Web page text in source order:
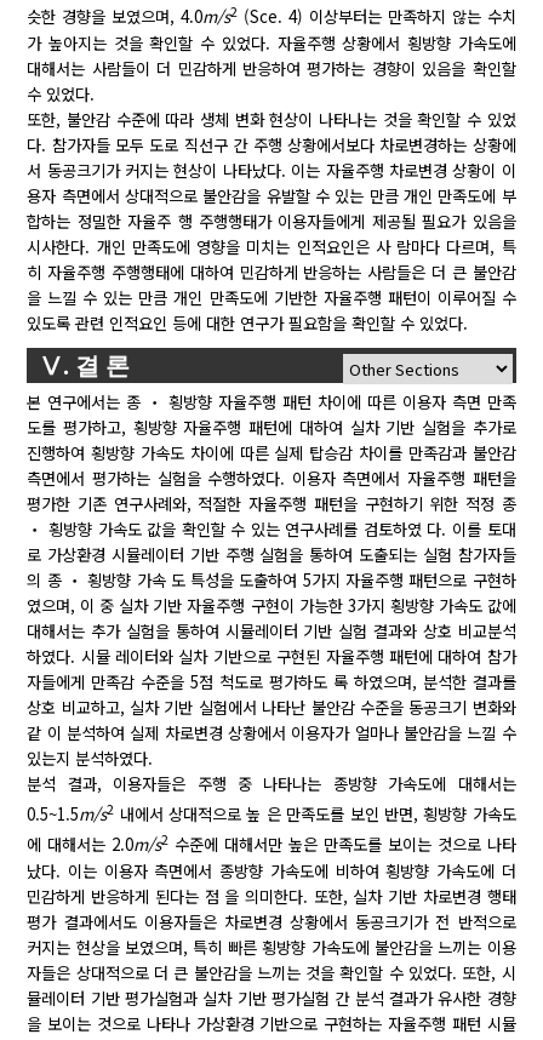
슷한 경향을 보였으며, 4.0m/s2 (Sce. 4) 이상부터는 만족하지 않는 수치
가 높아지는 것을 확인할 수 있었다. 자율주행 상황에서 횡방향 가속도에
대해서는 사람들이 더 민감하게 반응하여 평가하는 경향이 있음을 확인할
수 있었다.
또한, 불안감 수준에 따라 생체 변화 현상이 나타나는 것을 확인할 수 있었
다. 참가자들 모두 도로 직선구 간 주행 상황에서보다 차로변경하는 상황에
서 동공크기가 커지는 현상이 나타났다. 이는 자율주행 차로변경 상황이 이
용자 측면에서 상대적으로 불안감을 유발할 수 있는 만큼 개인 만족도에 부
합하는 정밀한 자율주 행 주행행태가 이용자들에게 제공될 필요가 있음을
시사한다. 개인 만족도에 영향을 미치는 인적요인은 사 람마다 다르며, 특
히 자율주행 주행행태에 대하여 민감하게 반응하는 사람들은 더 큰 불안감
을 느낄 수 있는 만큼 개인 만족도에 기반한 자율주행 패턴이 이루어질 수
있도록 관련 인적요인 등에 대한 연구가 필요함을 확인할 수 있었다.
Ⅴ. 결 론
본 연구에서는 종 ‧ 횡방향 자율주행 패턴 차이에 따른 이용자 측면 만족
도를 평가하고, 횡방향 자율주행 패턴에 대하여 실차 기반 실험을 추가로
진행하여 횡방향 가속도 차이에 따른 실제 탑승감 차이를 만족감과 불안감
측면에서 평가하는 실험을 수행하였다. 이용자 측면에서 자율주행 패턴을
평가한 기존 연구사례와, 적절한 자율주행 패턴을 구현하기 위한 적정 종
‧ 횡방향 가속도 값을 확인할 수 있는 연구사례를 검토하였 다. 이를 토대
로 가상환경 시뮬레이터 기반 주행 실험을 통하여 도출되는 실험 참가자들
의 종 ‧ 횡방향 가속 도 특성을 도출하여 5가지 자율주행 패턴으로 구현하
였으며, 이 중 실차 기반 자율주행 구현이 가능한 3가지 횡방향 가속도 값에
대해서는 추가 실험을 통하여 시뮬레이터 기반 실험 결과와 상호 비교분석
하였다. 시뮬 레이터와 실차 기반으로 구현된 자율주행 패턴에 대하여 참가
자들에게 만족감 수준을 5점 척도로 평가하도 록 하였으며, 분석한 결과를
상호 비교하고, 실차 기반 실험에서 나타난 불안감 수준을 동공크기 변화와
같 이 분석하여 실제 차로변경 상황에서 이용자가 얼마나 불안감을 느낄 수
있는지 분석하였다.
분석 결과, 이용자들은 주행 중 나타나는 종방향 가속도에 대해서는
0.5~1.5m/s2 내에서 상대적으로 높 은 만족도를 보인 반면, 횡방향 가속도
에 대해서는 2.0m/s2 수준에 대해서만 높은 만족도를 보이는 것으로 나타
났다. 이는 이용자 측면에서 종방향 가속도에 비하여 횡방향 가속도에 더
민감하게 반응하게 된다는 점 을 의미한다. 또한, 실차 기반 차로변경 행태
평가 결과에서도 이용자들은 차로변경 상황에서 동공크기가 전 반적으로
커지는 현상을 보였으며, 특히 빠른 횡방향 가속도에 불안감을 느끼는 이용
자들은 상대적으로 더 큰 불안감을 느끼는 것을 확인할 수 있었다. 또한, 시
뮬레이터 기반 평가실험과 실차 기반 평가실험 간 분석 결과가 유사한 경향
을 보이는 것으로 나타나 가상환경 기반으로 구현하는 자율주행 패턴 시뮬